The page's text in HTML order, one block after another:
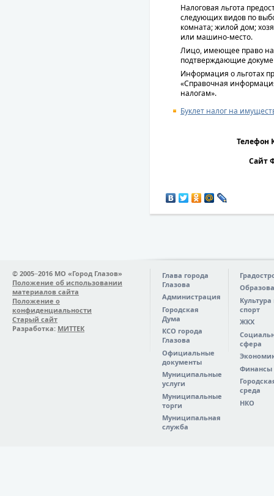
Налоговая льгота
следующих видов по
комната; жилой дом;
или машино-место.
Лицо, имеющее право на
подтверждающие
Информация о льготах
«Справочная
налогам».
Буклет налог на
Телефон
Сайт
© 2005−2016 МО «Город Глазов»
Положение об использовании
материалов сайта
Положение о
конфиденциальности
Старый сайт
Разработка: МИТТЕК
Глава города
Глазова
Администрация
Городская
Дума
КСО города
Глазова
Официальные
документы
Муниципальные
услуги
Муниципальные
торги
Муниципальная
служба
Культура
спорт
ЖКХ
сфера
Финансы
среда
НКО